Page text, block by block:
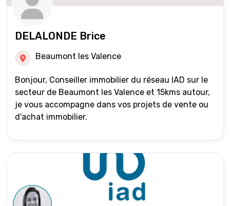
DELALONDE Brice
Beaumont les Valence
Bonjour, Conseiller immobilier du réseau IAD sur le
secteur de Beaumont les Valence et 15kms autour,
je vous accompagne dans vos projets de vente ou
d'achat immobilier.